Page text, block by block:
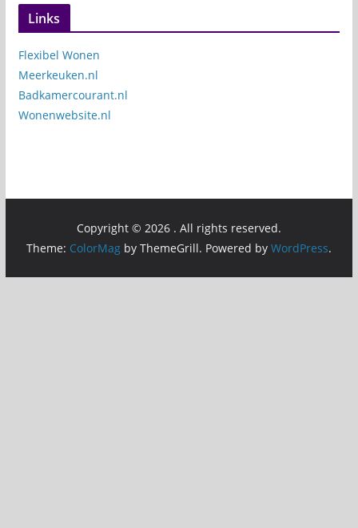
Links
Flexibel Wonen
Meerkeuken.nl
Badkamercourant.nl
Wonenwebsite.nl
Copyright © 2026 . All rights reserved.
Theme: ColorMagby ThemeGrill. Powered by WordPress.